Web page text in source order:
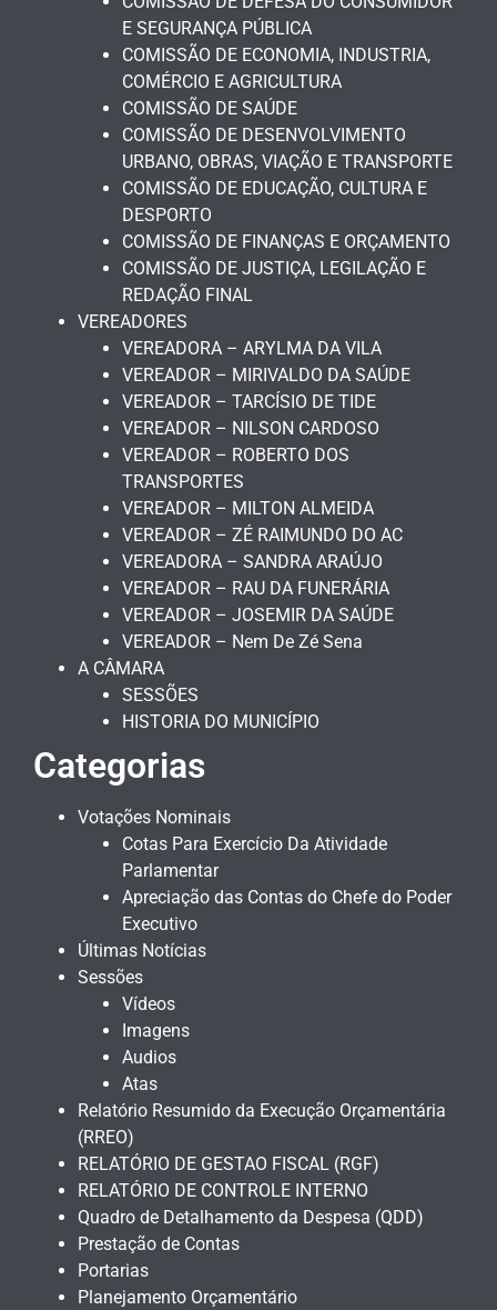
E SEGURANÇA PÚBLICA
COMISSÃO DE ECONOMIA, INDUSTRIA,
COMÉRCIO E AGRICULTURA
COMISSÃO DE SAÚDE
COMISSÃO DE DESENVOLVIMENTO
URBANO, OBRAS, VIAÇÃO E TRANSPORTE
COMISSÃO DE EDUCAÇÃO, CULTURA E
DESPORTO
COMISSÃO DE FINANÇAS E ORÇAMENTO
COMISSÃO DE JUSTIÇA, LEGILAÇÃO E
REDAÇÃO FINAL
VEREADORES
VEREADORA – ARYLMA DA VILA
VEREADOR – MIRIVALDO DA SAÚDE
VEREADOR – TARCÍSIO DE TIDE
VEREADOR – NILSON CARDOSO
VEREADOR – ROBERTO DOS
TRANSPORTES
VEREADOR – MILTON ALMEIDA
VEREADOR – ZÉ RAIMUNDO DO AC
VEREADORA – SANDRA ARAÚJO
VEREADOR – RAU DA FUNERÁRIA
VEREADOR – JOSEMIR DA SAÚDE
VEREADOR – Nem De Zé Sena
A CÂMARA
SESSÕES
HISTORIA DO MUNICÍPIO
Categorias
Votações Nominais
Cotas Para Exercício Da Atividade
Parlamentar
Apreciação das Contas do Chefe do Poder
Executivo
Últimas Notícias
Sessões
Vídeos
Imagens
Audios
Atas
Relatório Resumido da Execução Orçamentária
(RREO)
RELATÓRIO DE GESTAO FISCAL (RGF)
RELATÓRIO DE CONTROLE INTERNO
Quadro de Detalhamento da Despesa (QDD)
Prestação de Contas
Portarias
Planejamento Orçamentário